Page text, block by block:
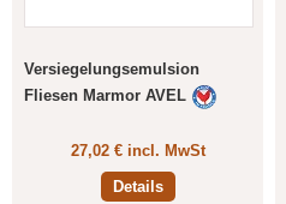
Versiegelungsemulsion
Fliesen Marmor AVEL
27,02 € incl. MwSt
Details